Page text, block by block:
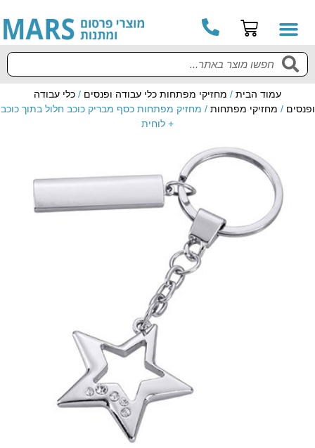
עמוד הבית / מחזיקי מפתחות כלי עבודה ופנסים / כלי עבודה
ופנסים / מחזיקי מפתחות / מחזיק מפתחות כסף מבריק כוכב חלול בתוך כוכב
+ לוחית